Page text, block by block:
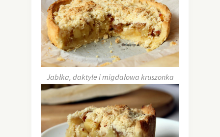
Jabłka, daktyle i migdałowa kruszonka